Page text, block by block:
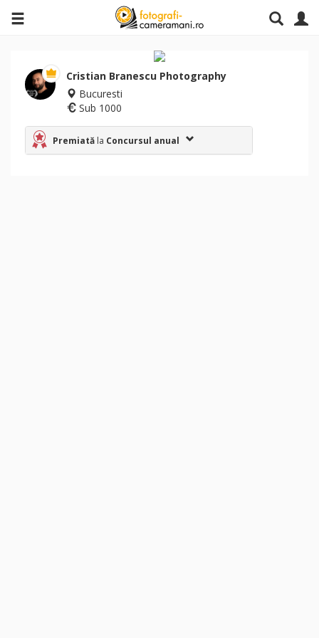
Cristian Branescu Photography
Bucuresti
Sub 1000
Premiată la Concursul anual